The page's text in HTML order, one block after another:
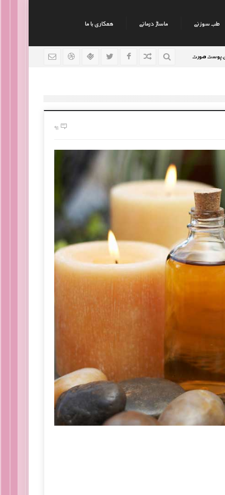
طب سوزنی ماساژ درمانی همکاری با ما
9 سال قبل نکات جالب روانشناسی رژیم افراد سوداوی
91